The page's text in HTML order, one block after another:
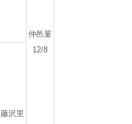
仲邑菫
12/8
藤沢里